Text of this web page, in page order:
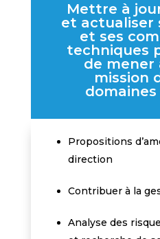
Mettre à
et actualiser
et ses
techniques
de mener
mission
Propositions
direction
Contribuer à la
Analyse des